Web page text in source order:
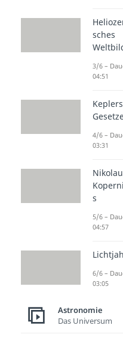
Wann war
eigentlich
schauen
Wenn über
Universums
hoher
Begriff „
eigentlich
sches
3/6 –
04:51
4/6 –
03:31
s
5/6 –
04:57
6/6 –
03:05
Astronomie
Das Universum